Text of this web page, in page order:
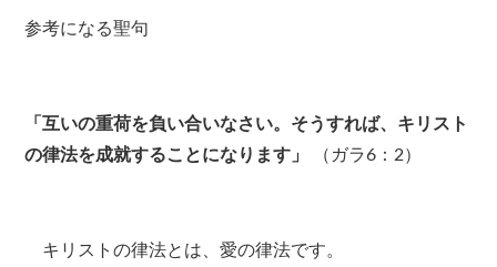
参考になる聖句
「互いの重荷を負い合いなさい。そうすれば、キリスト
の律法を成就することになります」
（ガラ6：2）
キリストの律法とは、愛の律法です。